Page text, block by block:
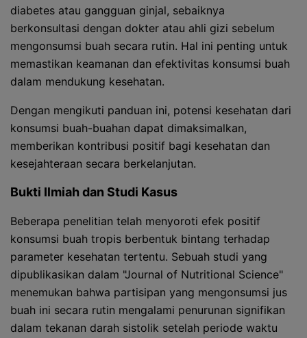
diabetes atau gangguan ginjal, sebaiknya
berkonsultasi dengan dokter atau ahli gizi sebelum
mengonsumsi buah secara rutin. Hal ini penting untuk
memastikan keamanan dan efektivitas konsumsi buah
dalam mendukung kesehatan.
Dengan mengikuti panduan ini, potensi kesehatan dari
konsumsi buah-buahan dapat dimaksimalkan,
memberikan kontribusi positif bagi kesehatan dan
kesejahteraan secara berkelanjutan.
Bukti Ilmiah dan Studi Kasus
Beberapa penelitian telah menyoroti efek positif
konsumsi buah tropis berbentuk bintang terhadap
parameter kesehatan tertentu. Sebuah studi yang
dipublikasikan dalam "Journal of Nutritional Science"
menemukan bahwa partisipan yang mengonsumsi jus
buah ini secara rutin mengalami penurunan signifikan
dalam tekanan darah sistolik setelah periode waktu